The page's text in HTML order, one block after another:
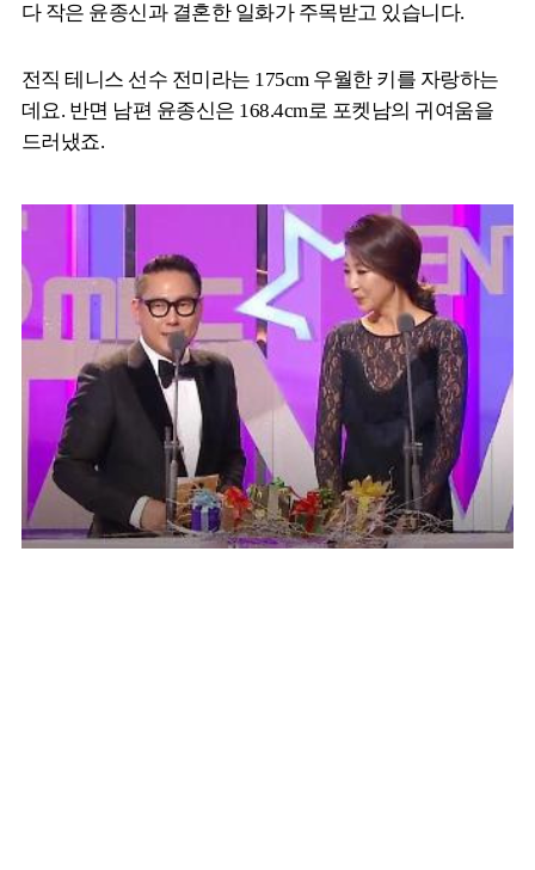
다 작은 윤종신과 결혼한 일화가 주목받고 있습니다.
전직 테니스 선수 전미라는 175cm 우월한 키를 자랑하는
데요. 반면 남편 윤종신은 168.4cm로 포켓남의 귀여움을
드러냈죠.